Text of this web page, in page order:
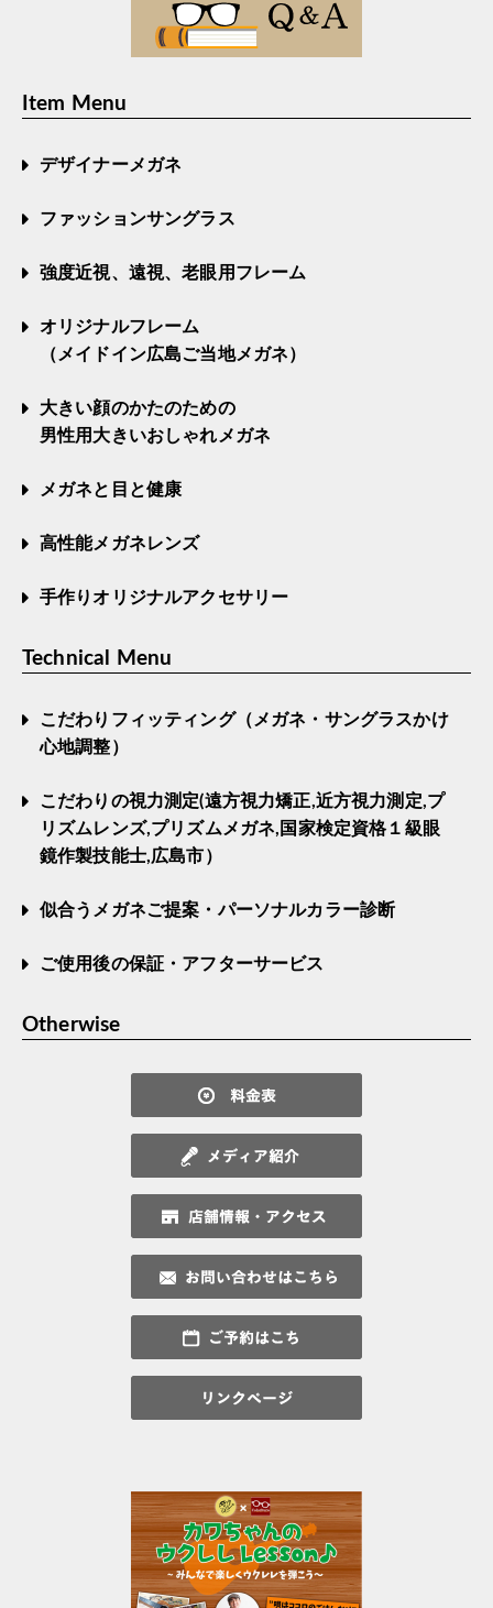
Item Menu
デザイナーメガネ
ファッションサングラス
強度近視、遠視、老眼用フレーム
オリジナルフレーム
（メイドイン広島ご当地メガネ）
大きい顔のかたのための
男性用大きいおしゃれメガネ
メガネと目と健康
高性能メガネレンズ
手作りオリジナルアクセサリー
Technical Menu
こだわりフィッティング（メガネ・サングラスかけ
心地調整）
こだわりの視力測定(遠方視力矯正,近方視力測定,プ
リズムレンズ,プリズムメガネ,国家検定資格１級眼
鏡作製技能士,広島市）
似合うメガネご提案・パーソナルカラー診断
ご使用後の保証・アフターサービス
Otherwise